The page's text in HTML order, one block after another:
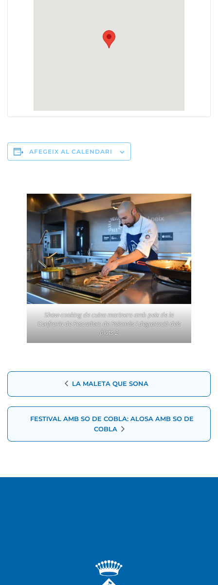
AFEGEIX AL CALENDARI
Show-cooking de cuina marinera amb peix de la
Confraria de Pescadors de Palamós i degustació dels
plats 2
Navegació
d'Esdeveniment
LA MALETA QUE SONA
FESTIVAL AMB SO DE COBLA: ALOSA AMB SO DE
COBLA